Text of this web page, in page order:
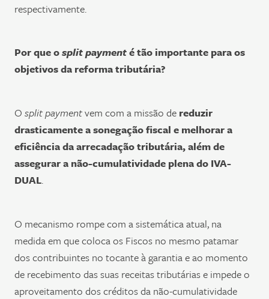
respectivamente.
Por que osplit paymenté tão importante para os
objetivos da reforma tributária?
O split paymentvem com a missão de reduzir
drasticamente a sonegação fiscal e melhorar a
eficiência da arrecadação tributária, além de
assegurar a não-cumulatividade plena do IVA-
DUAL.
O mecanismo rompe com a sistemática atual, na
medida em que coloca os Fiscos no mesmo patamar
dos contribuintes no tocante à garantia e ao momento
de recebimento das suas receitas tributárias e impede o
aproveitamento dos créditos da não-cumulatividade